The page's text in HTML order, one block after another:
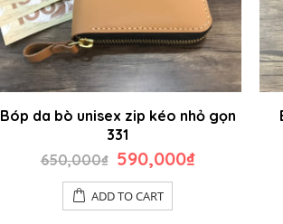
Bóp da bò unisex zip kéo nhỏ gọn
331
650,000₫ Original
price
was:
650,000₫.
590,000₫Current
ADD TO CART